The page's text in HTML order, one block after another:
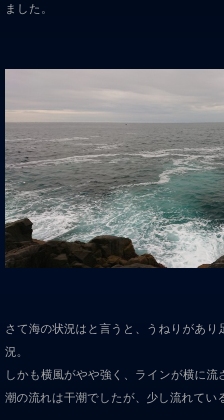
ました。
さて海の状況はと言うと、うねりがあり
況。
しかも横風がやや強く、ラインが横に流
潮の流れは干潮でしたが、少し流れてい